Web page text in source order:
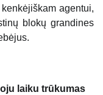
agentui,
blokų grandines
laiku trūkumas